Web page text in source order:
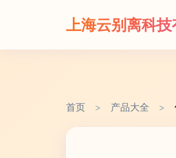
上海云别离科技
首页 > 产品大全 >